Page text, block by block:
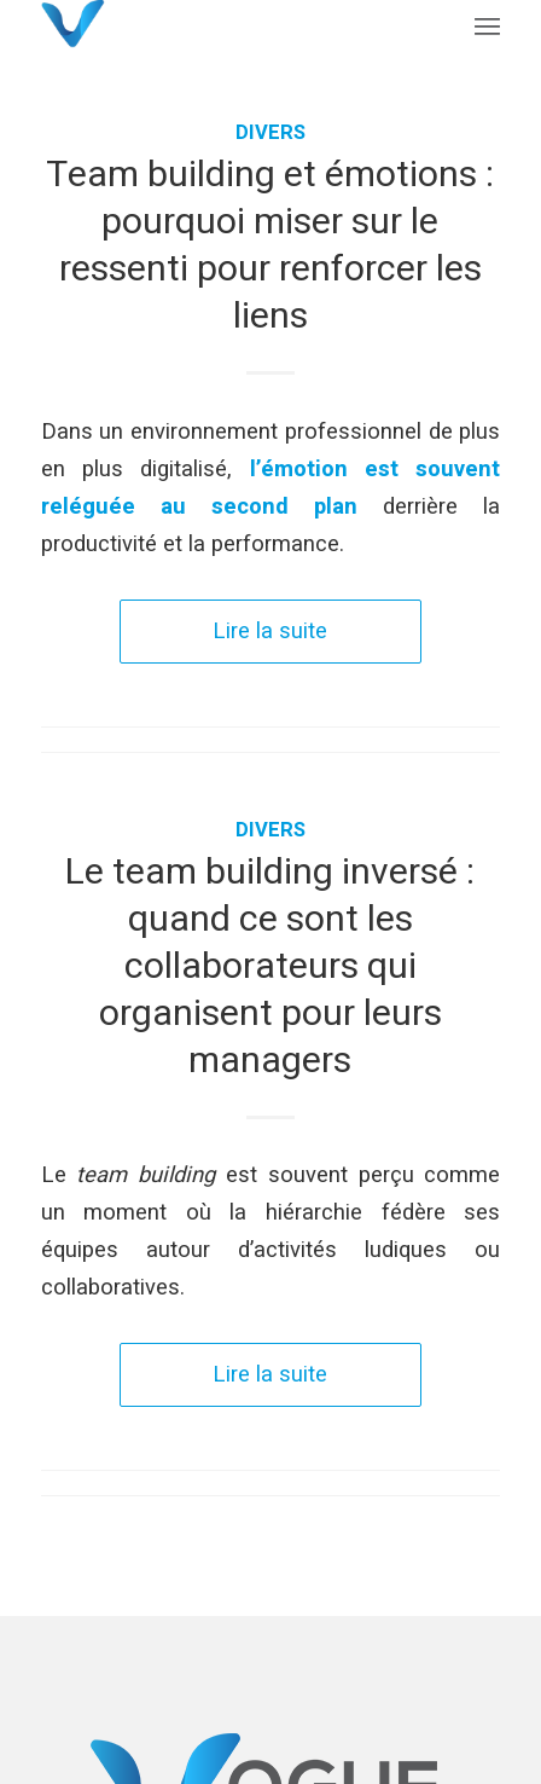
DIVERS
Team building et émotions :
pourquoi miser sur le
ressenti pour renforcer les
liens
Dans un environnement professionnel de plus
en plus digitalisé, l’émotion est souvent
reléguée au second plan derrière la
productivité et la performance.
Lire la suite
DIVERS
Le team building inversé :
quand ce sont les
collaborateurs qui
organisent pour leurs
managers
Le team buildingest souvent perçu comme
un moment où la hiérarchie fédère ses
équipes autour d’activités ludiques ou
collaboratives.
Lire la suite